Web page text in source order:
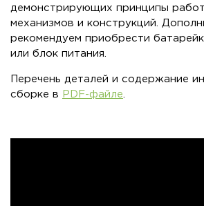
демонстрирующих принципы
механизмов и конструкций.
рекомендуем приобрести
или блок питания.
Перечень деталей и содержание
сборке в
PDF-файле